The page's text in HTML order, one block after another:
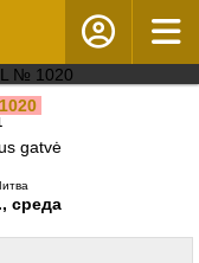
1020
gatvė
среда